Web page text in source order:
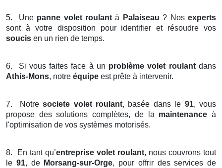
5. Une panne volet roulant à Palaiseau ? Nosexperts
sont à votre disposition pour identifier et résoudre vos
soucis en un rien de temps.
6. Si vous faites face à un problème volet roulantdans
Athis-Mons, notre équipe est prête à intervenir.
7. Notresociete volet roulant, basée dans le 91, vous
propose des solutions complètes, de la maintenance à
l'optimisation de vos systèmes motorisés.
8. En tant qu’entreprise volet roulant, nous couvrons tout
le 91, de Morsang-sur-Orge, pour offrir des services de